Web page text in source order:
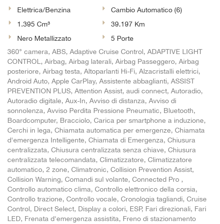
Elettrica/Benzina
Cambio Automatico (6)
1.395 Cm³
39.197 Km
Nero Metallizzato
5 Porte
360° camera, ABS, Adaptive Cruise Control, ADAPTIVE LIGHT
CONTROL, Airbag, Airbag laterali, Airbag Passeggero, Airbag
posteriore, Airbag testa, Altoparlanti Hi-Fi, Alzacristalli elettrici,
Android Auto, Apple CarPlay, Assistente abbaglianti, ASSIST
PREVENTION PLUS, Attention Assist, audi connect, Autoradio,
Autoradio digitale, Aux-In, Avviso di distanza, Avviso di
sonnolenza, Avviso Perdita Pressione Pneumatic, Bluetooth,
Boardcomputer, Bracciolo, Carica per smartphone a induzione,
Cerchi in lega, Chiamata automatica per emergenze, Chiamata
d'emergenza Intelligente, Chiamata di Emergenza, Chiusura
centralizzata, Chiusura centralizzata senza chiave, Chiusura
centralizzata telecomandata, Climatizzatore, Climatizzatore
automatico, 2 zone, Climatronic, Collision Prevention Assist,
Collision Warning, Comandi sul volante, Connected Pro ,
Controllo automatico clima, Controllo elettronico della corsia,
Controllo trazione, Controllo vocale, Cronologia tagliandi, Cruise
Control, Direct Select, Display a colori, ESP, Fari direzionali, Fari
LED, Frenata d'emergenza assistita, Freno di stazionamento